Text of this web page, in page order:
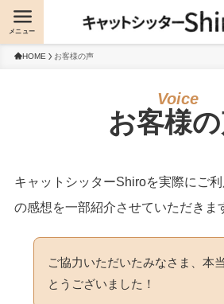
メニュー
HOME お客様の声
お客様
キャットシッターShiroを実際にご
の感想を一部紹介させていただきま
ご協力いただいたみなさま、本
とうございました！